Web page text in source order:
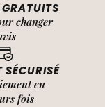
changer
SÉCURISÉ
en
fois